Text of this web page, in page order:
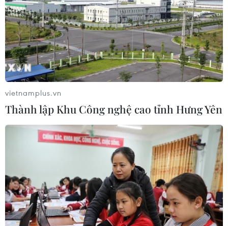
06/08/2026 22:30
Tây Ban Nha: 100 người thiệt mạng
trong vụ vượt biển ồ ạt vào Ceuta
06/08/2026 16:03
Đức tuyên án chung thân đối tượng
gây vụ lao xe vào đám đông ở
06/08/2026 15:57
Italy và Hy Lạp trở thành điểm nóng
của virus Tây sông Nile
vietnamplus.vn
Thành lập Khu Công nghệ cao tỉnh Hưng Yên